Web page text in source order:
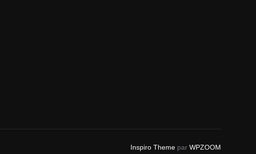
Inspiro Theme par WPZOOM